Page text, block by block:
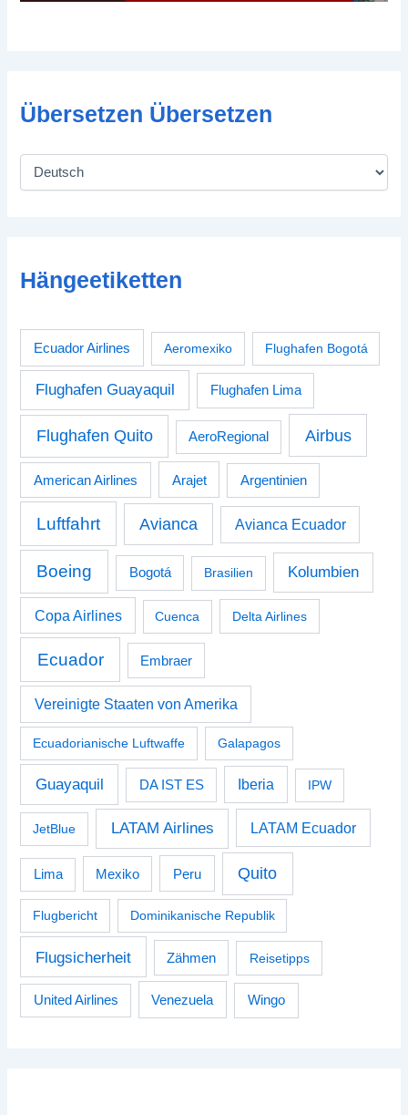
Übersetzen Übersetzen
Hängeetiketten
Ecuador Airlines Aeromexiko Flughafen Bogotá
Flughafen Guayaquil Flughafen Lima
Flughafen Quito AeroRegional Airbus
American Airlines Arajet Argentinien
Luftfahrt Avianca Avianca Ecuador
Boeing Bogotá Brasilien Kolumbien
Copa Airlines Cuenca Delta Airlines
Ecuador Embraer
Vereinigte Staaten von Amerika
Ecuadorianische Luftwaffe Galapagos
Guayaquil DA IST ES Iberia IPW
JetBlue LATAM Airlines LATAM Ecuador
Lima Mexiko Peru Quito
Flugbericht Dominikanische Republik
Flugsicherheit Zähmen Reisetipps
United Airlines Venezuela Wingo